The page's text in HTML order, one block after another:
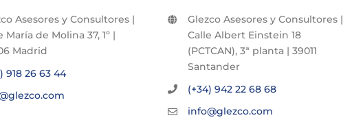
Asesores y Consultores |
María de Molina 37, 1º |
Madrid
918 26 63 44
Glezco Asesores y Consultores |
Calle Albert Einstein 18
(PCTCAN), 3ª planta | 39011
Santander
(+34) 942 22 68 68
info@glezco.com